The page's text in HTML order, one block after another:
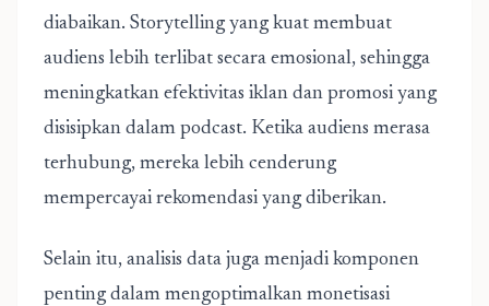
diabaikan. Storytelling yang kuat membuat
audiens lebih terlibat secara emosional, sehingga
meningkatkan efektivitas iklan dan promosi yang
disisipkan dalam podcast. Ketika audiens merasa
terhubung, mereka lebih cenderung
mempercayai rekomendasi yang diberikan.
Selain itu, analisis data juga menjadi komponen
penting dalam mengoptimalkan monetisasi